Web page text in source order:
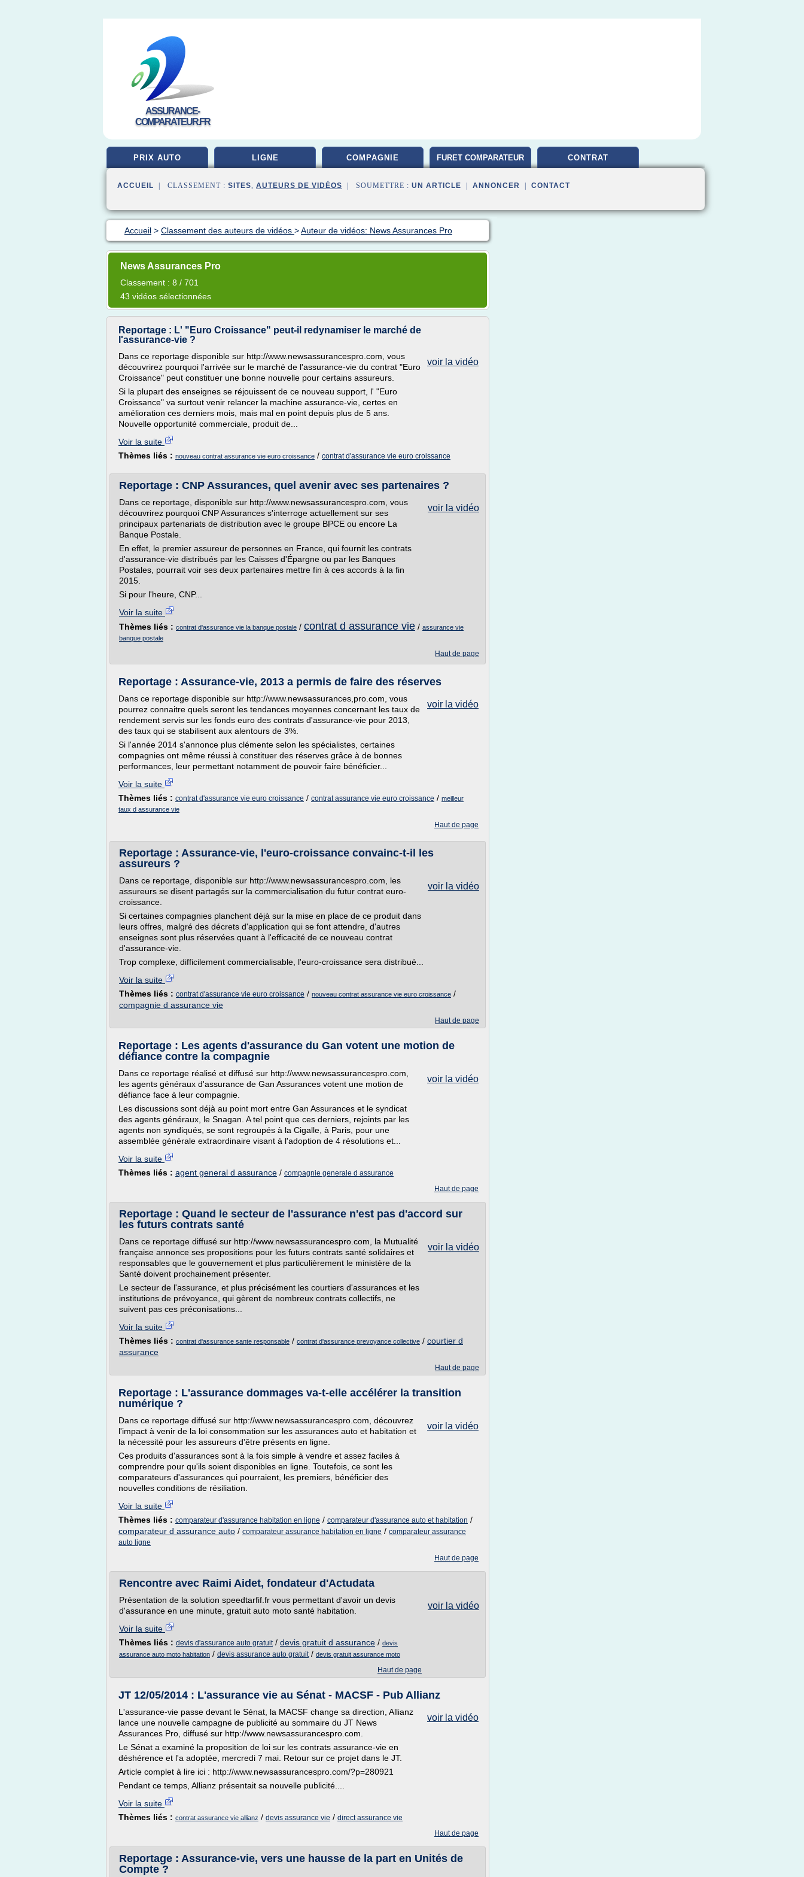
ASSURANCE-
COMPARATEUR.FR
PRIX AUTO LIGNE COMPAGNIE FURET COMPARATEUR CONTRAT
ACCUEIL | CLASSEMENT : SITES, AUTEURS DE VIDÉOS | SOUMETTRE : UN ARTICLE ANNONCER CONTACT
Accueil > Classement des auteurs de vidéos >Auteur de vidéos: News Assurances Pro
News Assurances Pro
Classement : 8 / 701
43 vidéos sélectionnées
Reportage : L' "Euro Croissance" peut-il redynamiser le marché de
l'assurance-vie ?
voir la vidéo
Dans ce reportage disponible sur http://www.newsassurancespro.com, vous
découvrirez pourquoi l'arrivée sur le marché de l'assurance-vie du contrat "Euro
Croissance" peut constituer une bonne nouvelle pour certains assureurs.
Si la plupart des enseignes se réjouissent de ce nouveau support, l' "Euro
Croissance" va surtout venir relancer la machine assurance-vie, certes en
amélioration ces derniers mois, mais mal en point depuis plus de 5 ans.
Nouvelle opportunité commerciale, produit de...
Voir la suite
Thèmes liés : nouveau contrat assurance vie euro croissance / contrat d'assurance vie euro croissance
Reportage : CNP Assurances, quel avenir avec ses partenaires ?
voir la vidéo
Dans ce reportage, disponible sur http://www.newsassurancespro.com, vous
découvrirez pourquoi CNP Assurances s'interroge actuellement sur ses
principaux partenariats de distribution avec le groupe BPCE ou encore La
Banque Postale.
En effet, le premier assureur de personnes en France, qui fournit les contrats
d'assurance-vie distribués par les Caisses d'Épargne ou par les Banques
Postales, pourrait voir ses deux partenaires mettre fin à ces accords à la fin
2015.
Si pour l'heure, CNP...
Voir la suite
Thèmes liés : contrat d'assurance vie la banque postale / contrat d assurance vie / assurance vie
banque postale
Haut de page
Reportage : Assurance-vie, 2013 a permis de faire des réserves
voir la vidéo
Dans ce reportage disponible sur http://www.newsassurances,pro.com, vous
pourrez connaitre quels seront les tendances moyennes concernant les taux de
rendement servis sur les fonds euro des contrats d'assurance-vie pour 2013,
des taux qui se stabilisent aux alentours de 3%.
Si l'année 2014 s'annonce plus clémente selon les spécialistes, certaines
compagnies ont même réussi à constituer des réserves grâce à de bonnes
performances, leur permettant notamment de pouvoir faire bénéficier...
Voir la suite
Thèmes liés : contrat d'assurance vie euro croissance / contrat assurance vie euro croissance / meilleur
taux d assurance vie
Haut de page
Reportage : Assurance-vie, l'euro-croissance convainc-t-il les
assureurs ?
voir la vidéo
Dans ce reportage, disponible sur http://www.newsassurancespro.com, les
assureurs se disent partagés sur la commercialisation du futur contrat euro-
croissance.
Si certaines compagnies planchent déjà sur la mise en place de ce produit dans
leurs offres, malgré des décrets d'application qui se font attendre, d'autres
enseignes sont plus réservées quant à l'efficacité de ce nouveau contrat
d'assurance-vie.
Trop complexe, difficilement commercialisable, l'euro-croissance sera distribué...
Voir la suite
Thèmes liés : contrat d'assurance vie euro croissance / nouveau contrat assurance vie euro croissance /
compagnie d assurance vie
Haut de page
Reportage : Les agents d'assurance du Gan votent une motion de
défiance contre la compagnie
voir la vidéo
Dans ce reportage réalisé et diffusé sur http://www.newsassurancespro.com,
les agents généraux d'assurance de Gan Assurances votent une motion de
défiance face à leur compagnie.
Les discussions sont déjà au point mort entre Gan Assurances et le syndicat
des agents généraux, le Snagan. A tel point que ces derniers, rejoints par les
agents non syndiqués, se sont regroupés à la Cigalle, à Paris, pour une
assemblée générale extraordinaire visant à l'adoption de 4 résolutions et...
Voir la suite
Thèmes liés : agent general d assurance / compagnie generale d assurance
Haut de page
Reportage : Quand le secteur de l'assurance n'est pas d'accord sur
les futurs contrats santé
voir la vidéo
Dans ce reportage diffusé sur http://www.newsassurancespro.com, la Mutualité
française annonce ses propositions pour les futurs contrats santé solidaires et
responsables que le gouvernement et plus particulièrement le ministère de la
Santé doivent prochainement présenter.
Le secteur de l'assurance, et plus précisément les courtiers d'assurances et les
institutions de prévoyance, qui gèrent de nombreux contrats collectifs, ne
suivent pas ces préconisations...
Voir la suite
Thèmes liés : contrat d'assurance sante responsable / contrat d'assurance prevoyance collective / courtier d
assurance
Haut de page
Reportage : L'assurance dommages va-t-elle accélérer la transition
numérique ?
voir la vidéo
Dans ce reportage diffusé sur http://www.newsassurancespro.com, découvrez
l'impact à venir de la loi consommation sur les assurances auto et habitation et
la nécessité pour les assureurs d'être présents en ligne.
Ces produits d'assurances sont à la fois simple à vendre et assez faciles à
comprendre pour qu'ils soient disponibles en ligne. Toutefois, ce sont les
comparateurs d'assurances qui pourraient, les premiers, bénéficier des
nouvelles conditions de résiliation.
Voir la suite
Thèmes liés : comparateur d'assurance habitation en ligne / comparateur d'assurance auto et habitation /
comparateur d assurance auto / comparateur assurance habitation en ligne / comparateur assurance
auto ligne
Haut de page
Rencontre avec Raimi Aidet, fondateur d'Actudata
voir la vidéo
Présentation de la solution speedtarfif.fr vous permettant d'avoir un devis
d'assurance en une minute, gratuit auto moto santé habitation.
Voir la suite
Thèmes liés : devis d'assurance auto gratuit/ devis gratuit d assurance / devis
assurance auto moto habitation / devis assurance auto gratuit/ devis gratuit assurance moto
Haut de page
JT 12/05/2014 : L'assurance vie au Sénat - MACSF - Pub Allianz
voir la vidéo
L'assurance-vie passe devant le Sénat, la MACSF change sa direction, Allianz
lance une nouvelle campagne de publicité au sommaire du JT News
Assurances Pro, diffusé sur http://www.newsassurancespro.com.
Le Sénat a examiné la proposition de loi sur les contrats assurance-vie en
déshérence et l'a adoptée, mercredi 7 mai. Retour sur ce projet dans le JT.
Article complet à lire ici : http://www.newsassurancespro.com/?p=280921
Pendant ce temps, Allianz présentait sa nouvelle publicité....
Voir la suite
Thèmes liés : contrat assurance vie allianz / devis assurance vie / direct assurance vie
Haut de page
Reportage : Assurance-vie, vers une hausse de la part en Unités de
Compte ?